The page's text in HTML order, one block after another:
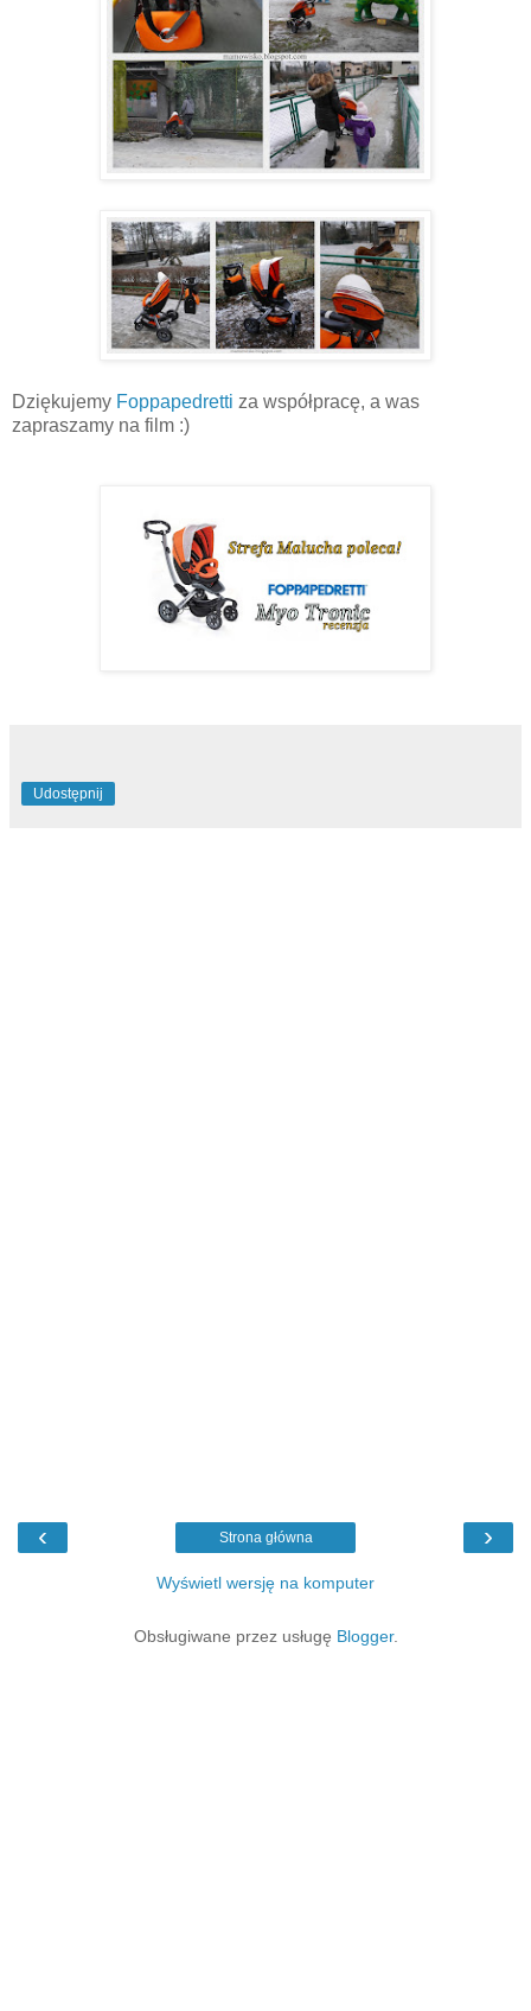
Dziękujemy Foppapedretti za współpracę, a was
zapraszamy na film :)
Udostępnij
‹ ›
Strona główna
Wyświetl wersję na komputer
Obsługiwane przez usługę Blogger.